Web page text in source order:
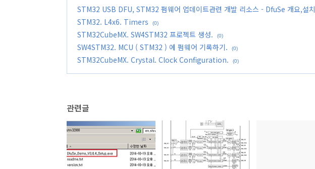
STM32 USB DFU, STM32 펌웨어 업데이트관련 개발 리소스 - DfuSe 개요,설치
STM32. L4x6. Timers (0)
STM32CubeMX. SW4STM32 프로젝트 생성. (0)
SW4STM32. MCU ( STM32 ) 에 펌웨어 기록하기. (0)
STM32CubeMX. Crystal. Clock Configuration. (0)
관련글